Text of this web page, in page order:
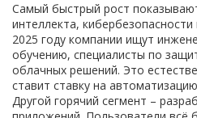
Самый быстрый рост
интеллекта,
2025 году компании ищут
обучению, специалисты по
облачных решений. Это
ставит ставку на
Другой горячий сегмент –